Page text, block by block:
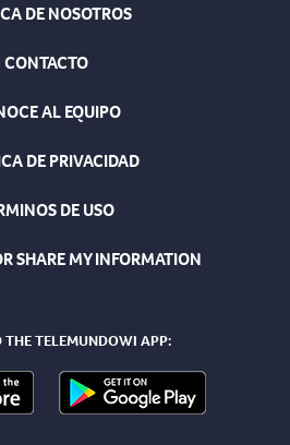
DE NOSOTROS
CONTACTO
AL EQUIPO
DE PRIVACIDAD
DE USO
SHARE MY INFORMATION
THE TELEMUNDOWI APP: